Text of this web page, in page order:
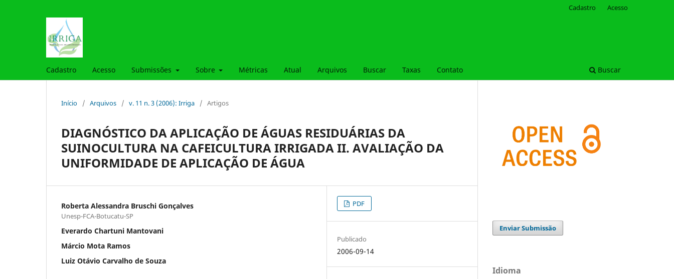
Cadastro Acesso Submissões Sobre Métricas Atual Arquivos Buscar Taxas Contato Buscar
Cadastro Acesso
Início / Arquivos / v. 11 n. 3 (2006): Irriga / Artigos
DIAGNÓSTICO DA APLICAÇÃO DE ÁGUAS RESIDUÁRIAS DA
SUINOCULTURA NA CAFEICULTURA IRRIGADA II. AVALIAÇÃO DA
UNIFORMIDADE DE APLICAÇÃO DE ÁGUA
Roberta Alessandra Bruschi Gonçalves
Unesp-FCA-Botucatu-SP
Everardo Chartuni Mantovani
Márcio Mota Ramos
Luiz Otávio Carvalho de Souza
PDF
Publicado
2006-09-14
Enviar Submissão
Idioma